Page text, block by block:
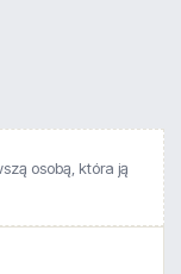
osobą, która ją